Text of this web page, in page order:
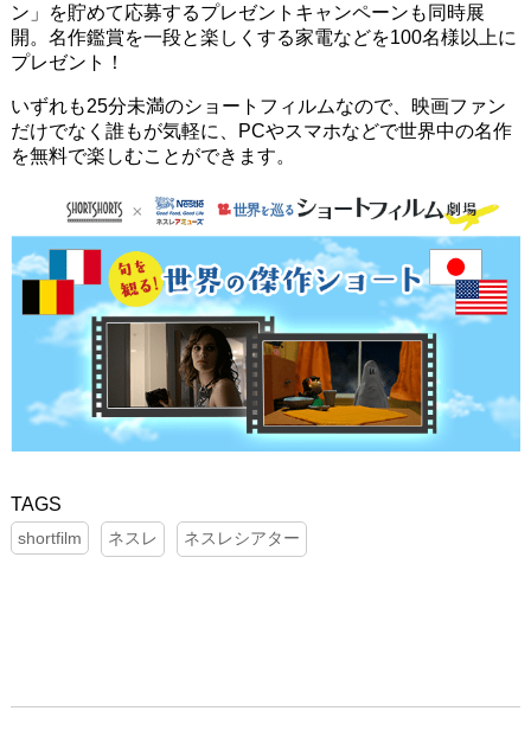
ン」を貯めて応募するプレゼントキャンペーンも同時展
開。名作鑑賞を一段と楽しくする家電などを100名様以上に
プレゼント！
いずれも25分未満のショートフィルムなので、映画ファン
だけでなく誰もが気軽に、PCやスマホなどで世界中の名作
を無料で楽しむことができます。
shortfilm ネスレ ネスレシアター